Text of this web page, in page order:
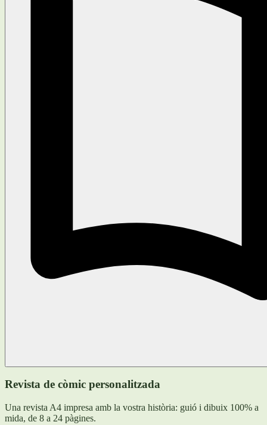
Revista de còmic personalitzada
Una revista A4 impresa amb la vostra història: guió i dibuix 100% a
mida, de 8 a 24 pàgines.